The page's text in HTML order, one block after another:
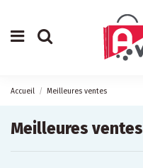
Accueil Meilleures ventes
Meilleures ventes